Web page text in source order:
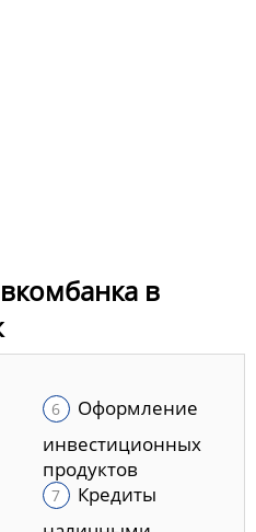
в
Оформление
инвестиционных
продуктов
Кредиты